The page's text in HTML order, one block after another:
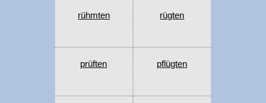
rühmten rügten
prüften pflügten